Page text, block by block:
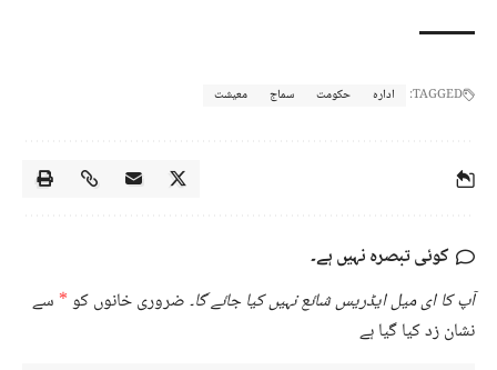
TAGGED: ادارہ حکومت سماج معیشت
کوئی تبصرہ نہیں ہے۔
آپ کا ای میل ایڈریس شائع نہیں کیا جائے گا۔ضروری خانوں کو* سے
نشان زد کیا گیا ہے